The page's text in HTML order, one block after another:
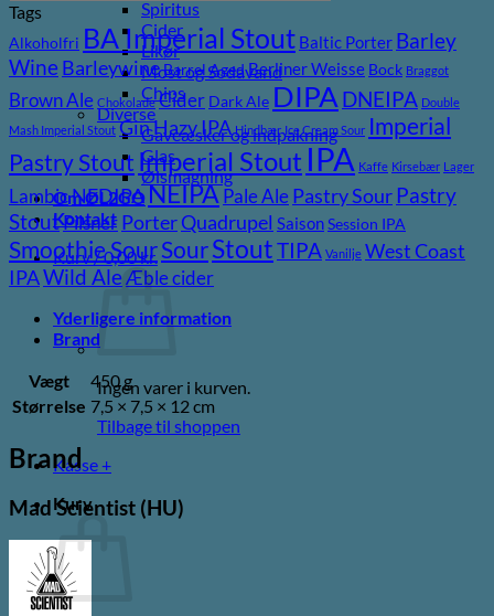
Spiritus
Cider
Likør
Most og Sodavand
Chips
Diverse
Gaveæsker og indpakning
Glas
Ølsmagning
Om ØL2GO
Kontakt
Kurv /0,00kr.
Ingen varer i kurven.
Tilbage til shoppen
Kasse +
Kurv
Tags
Alkoholfri BA Imperial Stout Baltic Porter Barley
Wine BarleywineBarrel Aged Berliner Weisse Bock Braggot
Brown Ale Chokolade Cider Dark Ale DIPA DNEIPA Double
Mash Imperial Stout GinHazy IPA Hindbær Ice Cream Sour Imperial
Pastry Stout Imperial Stout IPA Kaffe Kirsebær Lager
LambicNEDIPANEIPA Pale Ale Pastry Sour Pastry
StoutPilsner PorterQuadrupel SaisonSession IPA
Smoothie SourSourStoutTIPA Vanilje West Coast
IPAWild AleÆble cider
Yderligere information
Brand
Vægt
450 g
Størrelse 7,5 × 7,5 × 12 cm
Brand
Mad Scientist (HU)